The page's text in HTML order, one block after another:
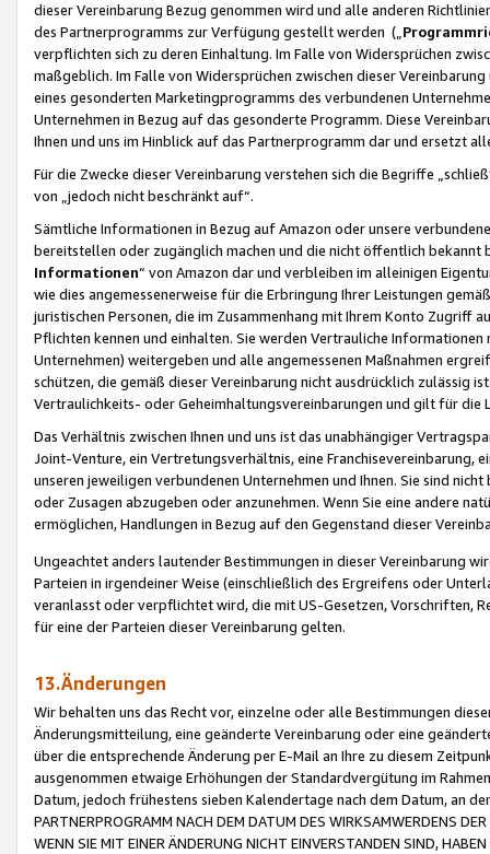
dieser Vereinbarung Bezug genommen wird und alle anderen
des Partnerprogramms zur Verfügung gestellt werden („
verpflichten sich zu deren Einhaltung. Im Falle von Widersprüchen
maßgeblich. Im Falle von Widersprüchen zwischen dieser
eines gesonderten Marketingprogramms des verbundenen
Unternehmen in Bezug auf das gesonderte Programm. Diese
Ihnen und uns im Hinblick auf das Partnerprogramm dar und ersetzt
Für die Zwecke dieser Vereinbarung verstehen sich die Begriffe
von „jedoch nicht beschränkt auf“.
Sämtliche Informationen in Bezug auf Amazon oder unsere
bereitstellen oder zugänglich machen und die nicht öffentlich
Informationen“ von Amazon dar und verbleiben im alleinigen
wie dies angemessenerweise für die Erbringung Ihrer Leistungen
juristischen Personen, die im Zusammenhang mit Ihrem Konto
Pflichten kennen und einhalten. Sie werden Vertrauliche
Unternehmen) weitergeben und alle angemessenen Maßnahmen
schützen, die gemäß dieser Vereinbarung nicht ausdrücklich zulässig
Vertraulichkeits- oder Geheimhaltungsvereinbarungen und gilt für die
Das Verhältnis zwischen Ihnen und uns ist das unabhängiger
Joint-Venture, ein Vertretungsverhältnis, eine Franchisevereinbarung,
unseren jeweiligen verbundenen Unternehmen und Ihnen. Sie sind
oder Zusagen abzugeben oder anzunehmen. Wenn Sie eine andere
ermöglichen, Handlungen in Bezug auf den Gegenstand dieser
Ungeachtet anders lautender Bestimmungen in dieser Vereinbarung
Parteien in irgendeiner Weise (einschließlich des Ergreifens oder
veranlasst oder verpflichtet wird, die mit US-Gesetzen, Vorschriften,
für eine der Parteien dieser Vereinbarung gelten.
13.Änderungen
Wir behalten uns das Recht vor, einzelne oder alle Bestimmungen
Änderungsmitteilung, eine geänderte Vereinbarung oder eine
über die entsprechende Änderung per E-Mail an Ihre zu diesem
ausgenommen etwaige Erhöhungen der Standardvergütung im
Datum, jedoch frühestens sieben Kalendertage nach dem Datum, an
PARTNERPROGRAMM NACH DEM DATUM DES WIRKSAMWERDENS
WENN SIE MIT EINER ÄNDERUNG NICHT EINVERSTANDEN SIND,